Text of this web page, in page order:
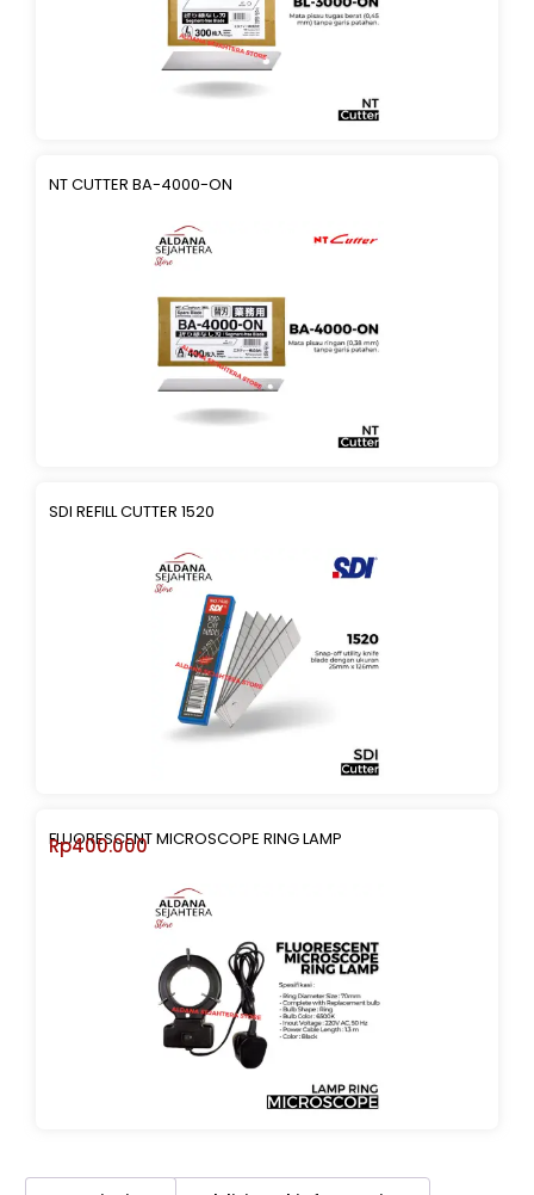
NT CUTTER BA-4000-ON
SDI REFILL CUTTER 1520
FLUORESCENT MICROSCOPE RING LAMP
Rp400.000